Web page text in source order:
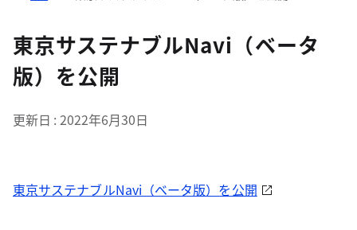
東京サステナブルNavi（ベータ
版）を公開
更新日 2022年6月30日
東京サステナブルNavi（ベータ版）を公開